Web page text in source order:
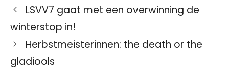
LSVV7 gaat met een overwinning de
winterstop in!
Herbstmeisterinnen: the death or the
gladiools